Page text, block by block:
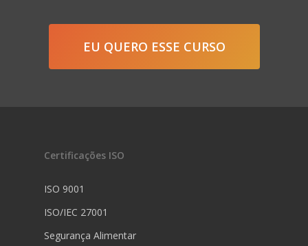
EU QUERO ESSE CURSO
Certificações ISO
ISO 9001
ISO/IEC 27001
Segurança Alimentar